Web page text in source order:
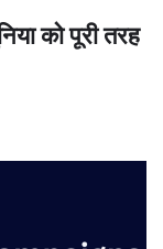
को पूरी तरह